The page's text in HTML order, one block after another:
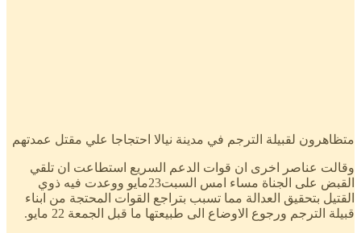
متظاهرون لقبيلة الترجم في مدينة نيالا احتجاجا علي مقتل عمدتهم
وقالت عناصر اخرى ان قوات الدعم السريع استطاعت ان تلقي
القبض على الجناة مساء امس السبت23مايو ووعدت فيه ذوي
القتيل بتحقيق العدالة مما تسبب بتراجع القوات المحتجة من ابناء
قبيلة الترجم ورجوع الاوضاع الى طبيعتها ما قبل الجمعة 22 مايو.